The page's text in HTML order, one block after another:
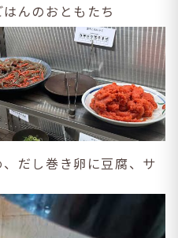
んのおともたち
だし巻き卵に豆腐、サ